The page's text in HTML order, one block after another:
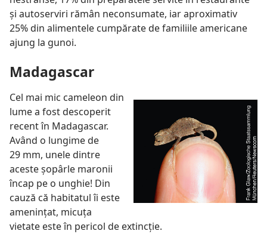
şi autoserviri rămân neconsumate, iar aproximativ
25% din alimentele cumpărate de familiile americane
ajung la gunoi.
Madagascar
Cel mai mic cameleon din
lume a fost descoperit
recent în Madagascar.
Având o lungime de
29 mm, unele dintre
aceste şopârle maronii
încap pe o unghie! Din
cauză că habitatul îi este
ameninţat, micuţa
vietate este în pericol de extincţie.